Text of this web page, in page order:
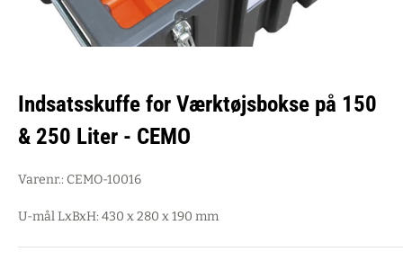
Indsatsskuffe for Værktøjsbokse på 150
& 250 Liter - CEMO
Varenr.: CEMO-10016
U-mål LxBxH: 430 x 280 x 190 mm